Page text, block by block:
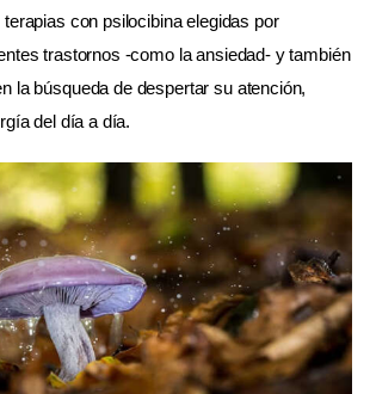
con psilocibina elegidas por
trastornos -como la ansiedad- y también
la búsqueda de despertar su atención,
del día a día.